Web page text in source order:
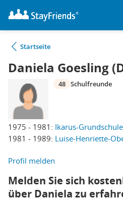
Startseite
Daniela Goesling
1975 - 1981: Ikarus-
1981 - 1989: Luise-Henriette-
48 Schulfreunde
Profil melden
Melden Sie sich
über Daniela zu